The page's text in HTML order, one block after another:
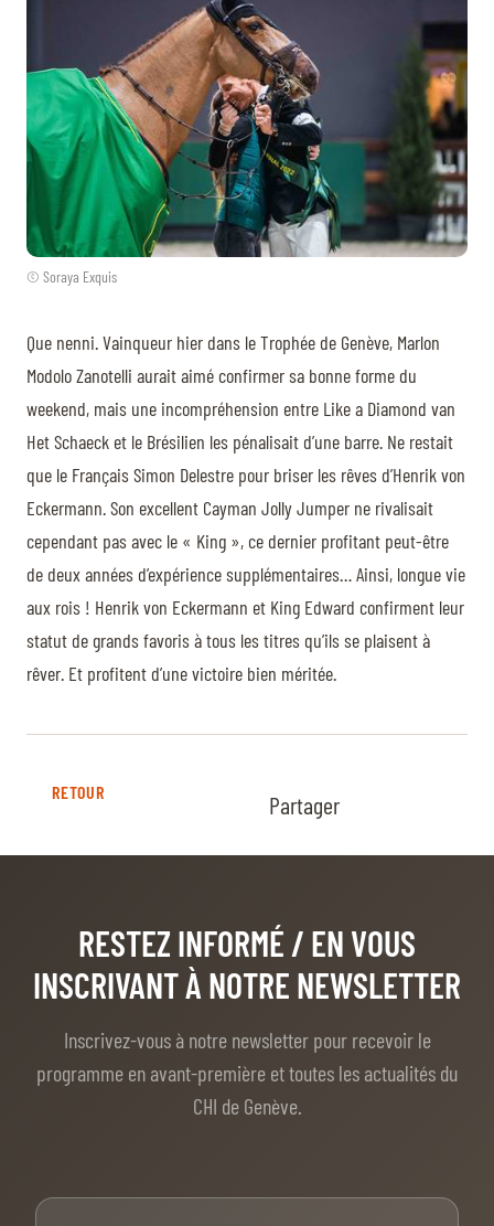
© Soraya Exquis
Que nenni. Vainqueur hier dans le Trophée de Genève, Marlon
Modolo Zanotelli aurait aimé confirmer sa bonne forme du
weekend, mais une incompréhension entre Like a Diamond van
Het Schaeck et le Brésilien les pénalisait d’une barre. Ne restait
que le Français Simon Delestre pour briser les rêves d’Henrik von
Eckermann. Son excellent Cayman Jolly Jumper ne rivalisait
cependant pas avec le « King », ce dernier profitant peut-être
de deux années d’expérience supplémentaires… Ainsi, longue vie
aux rois ! Henrik von Eckermann et King Edward confirment leur
statut de grands favoris à tous les titres qu’ils se plaisent à
rêver. Et profitent d’une victoire bien méritée.
RETOUR Partager
RESTEZ INFORMÉ / EN VOUS
INSCRIVANT À NOTRE NEWSLETTER
Inscrivez-vous à notre newsletter pour recevoir le
programme en avant-première et toutes les actualités du
CHI de Genève.